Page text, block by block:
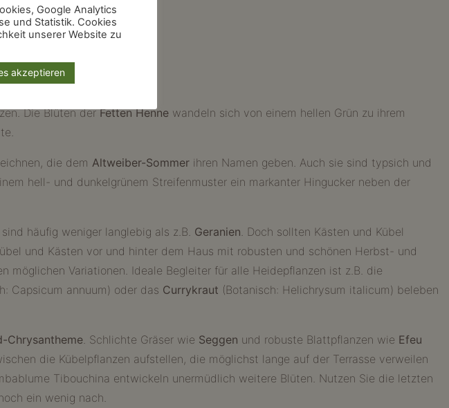
Die Blüten derFetten Henne wandeln sich von einem hellen Grün zu ihrem
die dem Altweiber-Sommer ihren Namen geben. Auch sie sind typsich und
hell- und dunkelgrünem Streifenmuster ein markanter Hingucker neben der
sind häufig weniger langlebig als z.B. Geranien. Doch sollten Kästen und Kübel
und Kästen vor und hinter dem Haus mit robusten und schönen Herbst- und
möglichen Variationen. Ideale Begleiter für alle Heidepflanzen ist z.B. die
Capsicum annuum) oder das Currykraut (Botanisch: Helichrysum italicum) beleben
Chrysantheme. Schlichte Gräser wie Seggen und robuste Blattpflanzen wie Efeu
die Kübelpflanzen aufstellen, die möglichst lange auf der Terrasse verweilen
Tibouchina entwickeln unermüdlich weitere Blüten. Nutzen Sie die letzten
ein wenig nach.
Google Analytics
und Statistik. Cookies
unserer Website zu
akzeptieren